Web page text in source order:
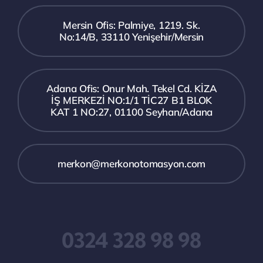
Mersin Ofis: Palmiye, 1219. Sk.
No:14/B, 33110 Yenişehir/Mersin
Adana Ofis: Onur Mah. Tekel Cd. KİZA
İŞ MERKEZİ NO:1/1 TİC27 B1 BLOK
KAT 1 NO:27, 01100 Seyhan/Adana
merkon@merkonotomasyon.com
0324 328 98 98